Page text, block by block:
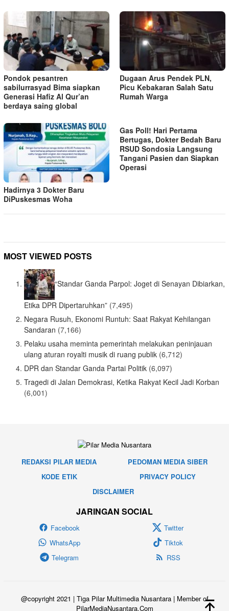
Pondok pesantren
sabilurrasyad Bima siapkan
Generasi Hafiz Al Qur’an
berdaya saing global
Dugaan Arus Pendek PLN,
Picu Kebakaran Salah Satu
Rumah Warga
Hadirnya 3 Dokter Baru
DiPuskesmas Woha
Gas Poll! Hari Pertama
Bertugas, Dokter Bedah Baru
RSUD Sondosia Langsung
Tangani Pasien dan Siapkan
Operasi
MOST VIEWED POSTS
“Standar Ganda Parpol: Joget di Senayan Dibiarkan,
Etika DPR Dipertaruhkan” (7,495)
Negara Rusuh, Ekonomi Runtuh: Saat Rakyat Kehilangan
Sandaran (7,166)
Pelaku usaha meminta pemerintah melakukan peninjauan
ulang aturan royalti musik di ruang publik (6,712)
DPR dan Standar Ganda Partai Politik (6,097)
Tragedi di Jalan Demokrasi, Ketika Rakyat Kecil Jadi Korban
(6,001)
REDAKSI PILAR MEDIA
PEDOMAN MEDIA SIBER
KODE ETIK
PRIVACY POLICY
DISCLAIMER
JARINGAN SOCIAL
Facebook
Twitter
WhatsApp
Tiktok
Telegram
RSS
@copyright 2021 | Tiga Pilar Multimedia Nusantara | Member of
PilarMediaNusantara.Com